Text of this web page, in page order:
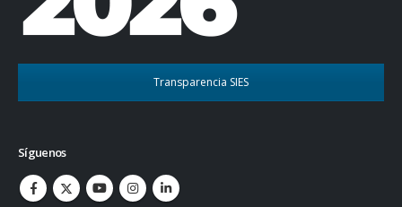
Transparencia SIES
Síguenos